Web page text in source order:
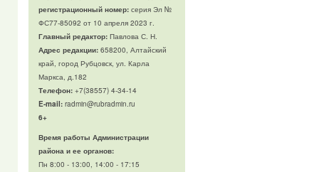
регистрационный номер:серия Эл №
ФС77-85092 от 10 апреля 2023 г.
Главный редактор:Павлова С. Н.
Адрес редакции:658200, Алтайский
край, город Рубцовск, ул. Карла
Маркса, д.182
Телефон:+7(38557) 4-34-14
E-mail:radmin@rubradmin.ru
6+
Время работы Администрации
района и ее органов:
Пн 8:00 - 13:00, 14:00 - 17:15